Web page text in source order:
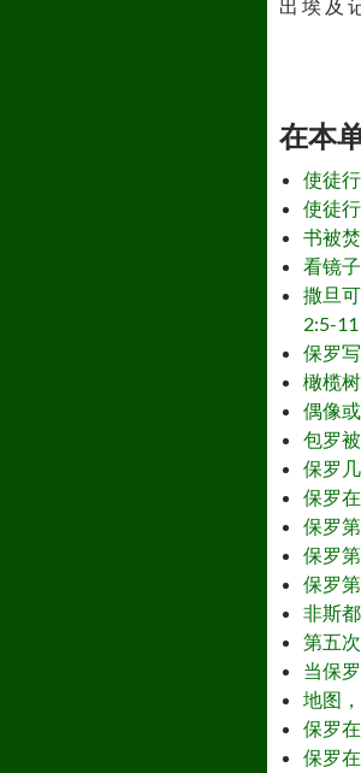
出 埃 及
在本
使徒
使徒
书被
看镜
撒旦
2:5-11
保罗
橄榄
偶像
包罗
保罗
保罗
保罗
保罗
保罗
非斯
第五
当保
地图
保罗
保罗